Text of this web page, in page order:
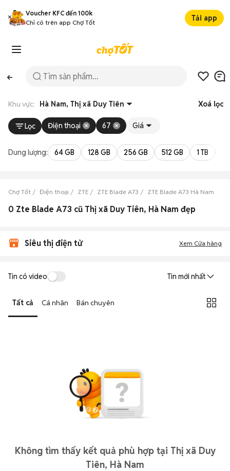
Voucher KFC đến 100k
Chỉ có trên app Chợ Tốt
Tải app
Khu vực: Hà Nam, Thị xã Duy Tiên Xoá lọc
Lọc Điện thoại 67 Giá
Dung lượng: 64 GB 128 GB 256 GB 512 GB 1 TB
Chợ Tốt Điện thoại ZTE ZTE Blade A73 ZTE Blade A73 Hà Nam
0 Zte Blade A73 cũ Thị xã Duy Tiên, Hà Nam đẹp
Siêu thị điện tử Xem Cửa hàng
Tin có video Tin mới nhất
Tất cả Cá nhân Bán chuyên
Không tìm thấy kết quả phù hợp tại Thị xã Duy
Tiên, Hà Nam